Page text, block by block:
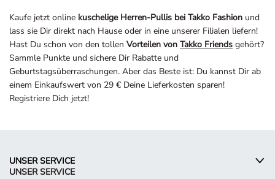
Kaufe jetzt online kuschelige Herren-Pullis bei Takko Fashion und
lass sie Dir direkt nach Hause oder in eine unserer Filialen liefern!
Hast Du schon von den tollen Vorteilen von Takko Friends gehört?
Sammle Punkte und sichere Dir Rabatte und
Geburtstagsüberraschungen. Aber das Beste ist: Du kannst Dir ab
einem Einkaufswert von 29 € Deine Lieferkosten sparen!
Registriere Dich jetzt!
UNSER SERVICE
UNSER SERVICE